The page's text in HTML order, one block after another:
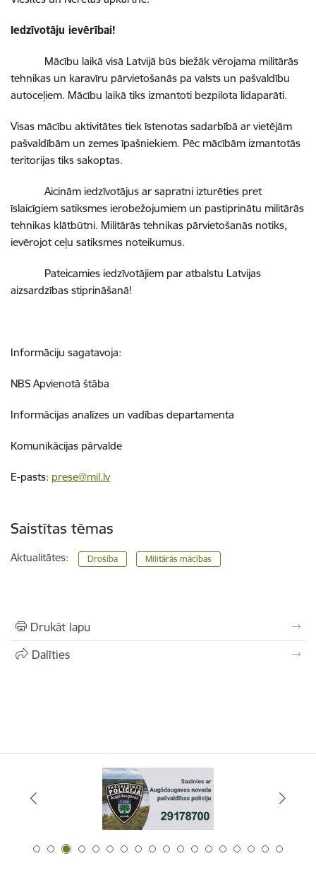
Iedzīvotāju ievērībai!
Mācību laikā visā Latvijā būs biežāk vērojama militārās
tehnikas un karavīru pārvietošanās pa valsts un pašvaldību
autoceļiem. Mācību laikā tiks izmantoti bezpilota lidaparāti.
Visas mācību aktivitātes tiek īstenotas sadarbībā ar vietējām
pašvaldībām un zemes īpašniekiem. Pēc mācībām izmantotās
teritorijas tiks sakoptas.
Aicinām iedzīvotājus ar sapratni izturēties pret
īslaicīgiem satiksmes ierobežojumiem un pastiprinātu militārās
tehnikas klātbūtni. Militārās tehnikas pārvietošanās notiks,
ievērojot ceļu satiksmes noteikumus.
Pateicamies iedzīvotājiem par atbalstu Latvijas
aizsardzības stiprināšanā!
Informāciju sagatavoja:
NBS Apvienotā štāba
Informācijas analīzes un vadības departamenta
Komunikācijas pārvalde
E-pasts: prese@mil.lv
Saistītas tēmas
Aktualitātes: Drošība Militārās mācības
Drukāt lapu
Dalīties